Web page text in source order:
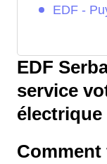
EDF -
EDF
service
électrique